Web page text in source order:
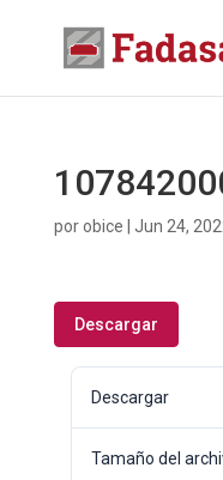
porobice Jun 24,
Descargar
Descargar
Tamaño del